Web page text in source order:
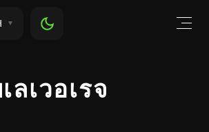
ลเวอเรจ